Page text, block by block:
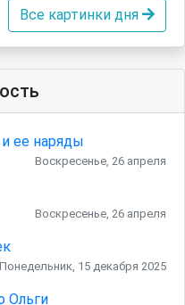
Все картинки дня
ее наряды
Воскресенье, 26 апреля
Воскресенье, 26 апреля
Понедельник, 15 декабря 2025
Ольги